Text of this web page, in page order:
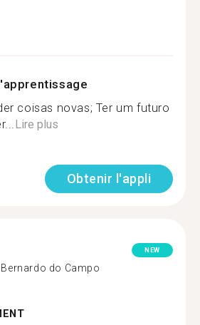
coisas novas; Ter um futuro
Lire plus
Obtenir l'appli
do Campo
NEW